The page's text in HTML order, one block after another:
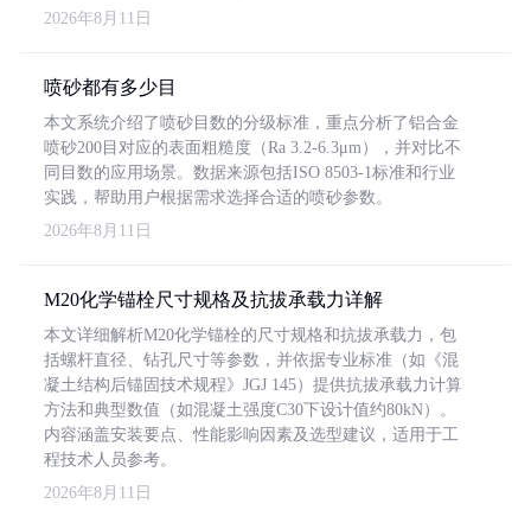
2026年8月11日
喷砂都有多少目
本文系统介绍了喷砂目数的分级标准，重点分析了铝合金
喷砂200目对应的表面粗糙度（Ra 3.2-6.3μm），并对比不
同目数的应用场景。数据来源包括ISO 8503-1标准和行业
实践，帮助用户根据需求选择合适的喷砂参数。
2026年8月11日
M20化学锚栓尺寸规格及抗拔承载力详解
本文详细解析M20化学锚栓的尺寸规格和抗拔承载力，包
括螺杆直径、钻孔尺寸等参数，并依据专业标准（如《混
凝土结构后锚固技术规程》JGJ 145）提供抗拔承载力计算
方法和典型数值（如混凝土强度C30下设计值约80kN）。
内容涵盖安装要点、性能影响因素及选型建议，适用于工
程技术人员参考。
2026年8月11日